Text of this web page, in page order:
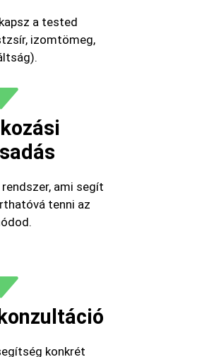
a tested
izomtömeg,
ami segít
tenni az
konkrét